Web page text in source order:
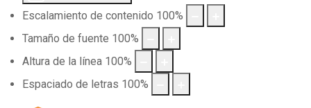
Escalamiento de contenido 100%
Tamaño de fuente 100%
Altura de la línea 100%
Espaciado de letras 100%